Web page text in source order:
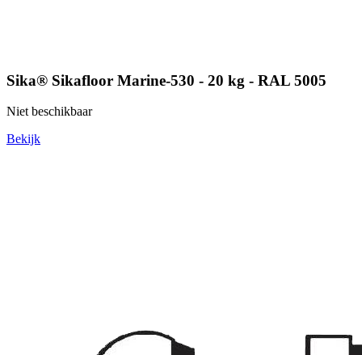
Sika® Sikafloor Marine-530 - 20 kg - RAL 5005
Niet beschikbaar
Bekijk